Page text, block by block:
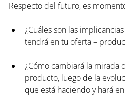
Respecto del futuro, es
¿Cuáles son las
tendrá en tu oferta –
¿Cómo cambiará la mirada
producto, luego de la
que está haciendo y hará